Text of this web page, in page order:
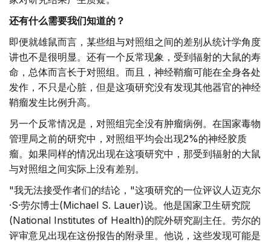
还有什么需要我们知道的？
即便就雄鼠而言，某些组与对照组之间的差别从统计学角度
讲也不是很明显。还有一个反常现象，受到辐射的大鼠的寿
命，总体而言长于对照组。而且，神经鞘瘤可能在全身各处
发作，不只是心脏，但是这项研究没有发现其他器官的神经
鞘瘤发生比例升高。
另一个反常情况是，对照组完全没有肿瘤病例。在国家毒物
管理局之前的研究中，对照组平均会出现2%的神经胶质
瘤。如果同样的情况出现在这项研究中，那受到辐射的大鼠
与对照组之间实际上没有差别。
"我无法接受作者们的结论，"这项研究的一位评议人迈克尔
·S·劳尔博士(Michael S. Lauer)说。他是国家卫生研究院
(National Institutes of Health)的院外研究副主任。劳尔的
评审意见出现在这份报告的附录里。他说，这些发现可能是